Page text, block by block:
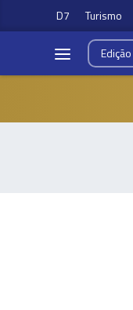
D7 Turismo
Edição